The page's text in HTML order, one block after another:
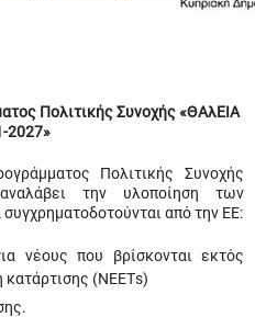
Πολιτικής Συνοχής «ΘΑλΕΙΑ
2027»
Πολιτικής Συνοχής
την υλοποίηση των
από την ΕΕ:
νέους που βρίσκονται εκτός
κατάρτισης (ΝΕΕΤs)